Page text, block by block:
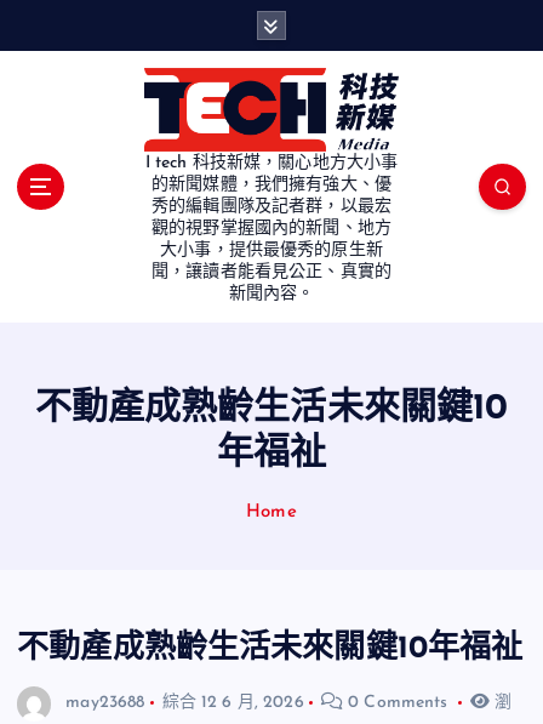
I tech 科技新媒，關心地方大小事
的新聞媒體，我們擁有強大、優
秀的編輯團隊及記者群，以最宏
觀的視野掌握國內的新聞、地方
大小事，提供最優秀的原生新
聞，讓讀者能看見公正、真實的
新聞內容。
不動產成熟齡生活未來關鍵10
年福祉
Home
不動產成熟齡生活未來關鍵10年福祉
may23688 綜合 12 6 月, 2026 0 Comments
瀏